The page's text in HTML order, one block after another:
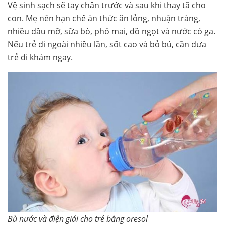
Vệ sinh sạch sẽ tay chân trước và sau khi thay tã cho
con. Mẹ nên hạn chế ăn thức ăn lỏng, nhuận tràng,
nhiều dầu mỡ, sữa bò, phô mai, đồ ngọt và nước có ga.
Nếu trẻ đi ngoài nhiều lần, sốt cao và bỏ bú, cần đưa
trẻ đi khám ngay.
Bù nước và điện giải cho trẻ bằng oresol